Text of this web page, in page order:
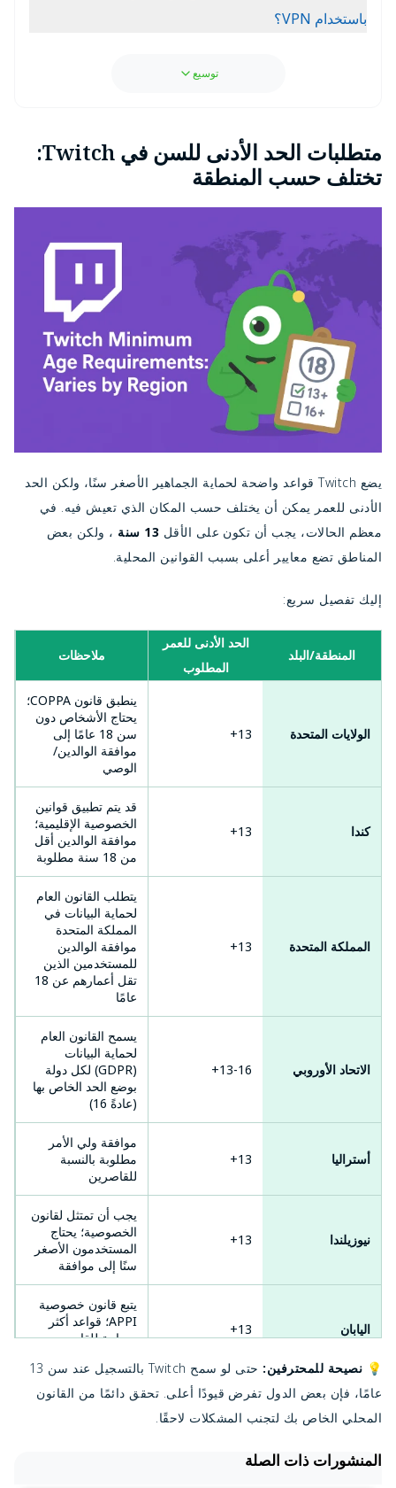
باستخدام VPN؟
توسيع
متطلبات الحد الأدنى للسن في Twitch:
تختلف حسب المنطقة
يضع Twitch قواعد واضحة لحماية الجماهير الأصغر سنًا، ولكن الحد
الأدنى للعمر يمكن أن يختلف حسب المكان الذي تعيش فيه. في
معظم الحالات، يجب أن تكون على الأقل 13 سنة
، ولكن بعض
المناطق تضع معايير أعلى بسبب القوانين المحلية.
إليك تفصيل سريع:
المنطقة/البلد
الحد الأدنى للعمر
المطلوب
ملاحظات
الولايات المتحدة 13+
ينطبق قانون COPPA؛
يحتاج الأشخاص دون
سن 18 عامًا إلى
موافقة الوالدين/
الوصي
كندا 13+
قد يتم تطبيق قوانين
الخصوصية الإقليمية؛
موافقة الوالدين أقل
من 18 سنة مطلوبة
المملكة المتحدة 13+
يتطلب القانون العام
لحماية البيانات في
المملكة المتحدة
موافقة الوالدين
للمستخدمين الذين
تقل أعمارهم عن 18
عامًا
الاتحاد الأوروبي 13-16+
يسمح القانون العام
لحماية البيانات
(GDPR) لكل دولة
بوضع الحد الخاص بها
(عادةً 16)
أستراليا 13+
موافقة ولي الأمر
مطلوبة بالنسبة
للقاصرين
نيوزيلندا 13+
يجب أن تمتثل لقانون
الخصوصية؛ يحتاج
المستخدمون الأصغر
سنًا إلى موافقة
اليابان 13+
يتبع قانون خصوصية
APPI؛ قواعد أكثر
صرامة للقاصرين
كوريا الجنوبية 14+
يحدد قانون خصوصية
💡 نصيحة للمحترفين:
حتى لو سمح Twitch بالتسجيل عند سن 13
عامًا، فإن بعض الدول تفرض قيودًا أعلى. تحقق دائمًا من القانون
المحلي الخاص بك لتجنب المشكلات لاحقًا.
المنشورات ذات الصلة